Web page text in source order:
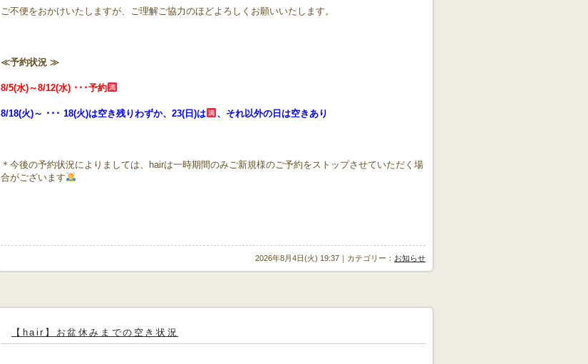
ご不便をおかけいたしますが、ご理解ご協力のほどよろしくお願いいたします。
≪予約状況 ≫
8/5(水)～8/12(水) ･･･予約
8/18(火)～ ･･･ 18(火)は空き残りわずか、23(日)は 、それ以外の日は空きあり
＊今後の予約状況によりましては、hairは一時期間のみご新規様のご予約をストップさせていただく場
合がございます
2026年8月4日(火) 19:37｜カテゴリー： お知らせ
【hair】お盆休みまでの空き状況